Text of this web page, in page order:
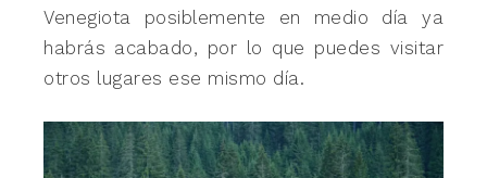
Venegiota posiblemente en medio día ya
habrás acabado, por lo que puedes visitar
otros lugares ese mismo día.